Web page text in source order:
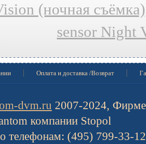
(ночная съёмка)
sensor Night
Оплата и доставка /Возврат
dvm.ru 2007-2024,
компании Stopol
телефонам: (495) 799-33-